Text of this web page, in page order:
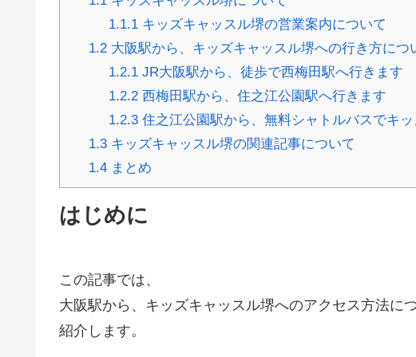
1.1.1 キッズキャッスル堺の営業案内について
1.2大阪駅から、キッズキャッスル堺への行き方につ
1.2.1 JR大阪駅から、徒歩で西梅田駅へ行きます
1.2.2 西梅田駅から、住之江公園駅へ行きます
1.2.3 住之江公園駅から、無料シャトルバスでキ
1.3キッズキャッスル堺の関連記事について
1.4まとめ
はじめに
この記事では、
大阪駅から、キッズキャッスル堺へのアクセス方法につ
紹介します。